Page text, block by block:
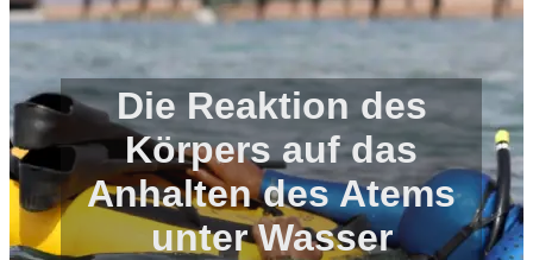
Die Reaktion des
Körpers auf das
Anhalten des Atems
unter Wasser